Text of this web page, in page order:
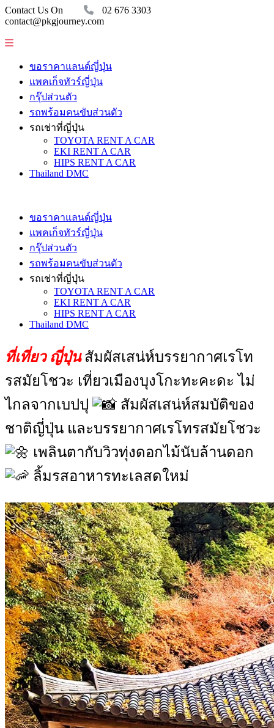
Contact Us On
02 676 3303
contact@pkgjourney.com
ขอราคาแลนด์ญี่ปุ่น
แพคเก็จทัวร์ญี่ปุ่น
กรุ๊ปส่วนตัว
รถพร้อมคนขับส่วนตัว
รถเช่าที่ญี่ปุ่น
TOYOTA RENT A CAR
EKI RENT A CAR
HIPS RENT A CAR
Thailand DMC
ขอราคาแลนด์ญี่ปุ่น
แพคเก็จทัวร์ญี่ปุ่น
กรุ๊ปส่วนตัว
รถพร้อมคนขับส่วนตัว
รถเช่าที่ญี่ปุ่น
TOYOTA RENT A CAR
EKI RENT A CAR
HIPS RENT A CAR
Thailand DMC
ที่เที่ยว ญี่ปุ่น สัมผัสเสน่ห์บรรยากาศเรโท
รสมัยโชวะ เที่ยวเมืองบุงโกะทะคะดะ ไม่
ไกลจากเบปปุ
สัมผัสเสน่ห์สมบัติของ
ชาติญี่ปุ่น และบรรยากาศเรโทรสมัยโชวะ
เพลินตากับวิวทุ่งดอกไม้นับล้านดอก
ลิ้มรสอาหารทะเลสดใหม่